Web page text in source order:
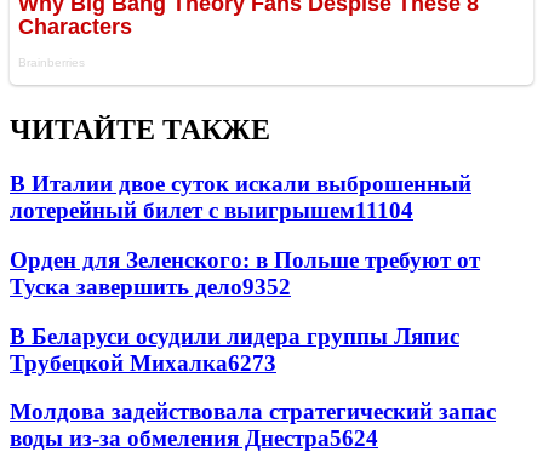
ЧИТАЙТЕ ТАКЖЕ
В Италии двое суток искали выброшенный
лотерейный билет с выигрышем11104
Орден для Зеленского: в Польше требуют от
Туска завершить дело9352
В Беларуси осудили лидера группы Ляпис
Трубецкой Михалка6273
Молдова задействовала стратегический запас
воды из-за обмеления Днестра5624